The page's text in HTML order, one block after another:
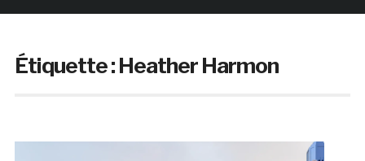
Étiquette :Heather Harmon